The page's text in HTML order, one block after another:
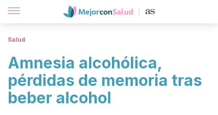
Salud
Amnesia alcohólica,
pérdidas de memoria tras
beber alcohol